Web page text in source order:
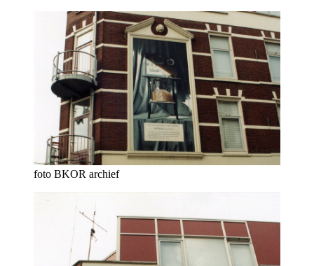
foto BKOR archief